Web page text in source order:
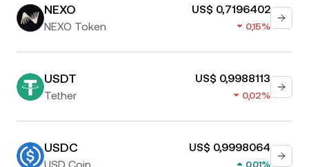
NEXO
NEXO Token
US$ 0,7196402
0,15%
USDT
Tether
US$ 0,9988113
0,02%
USDC US$ 0,9998064
0,01%